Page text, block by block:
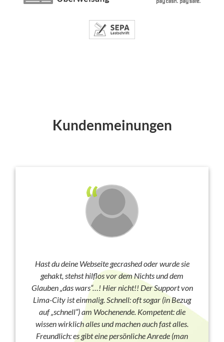
Kundenmeinungen
Hast du deine Webseite gecrashed oder wurde sie
gehakt, stehst hilflos vor dem Nichts und dem
Glauben „das wars“…! Hier nicht!! Der Support von
Lima-City ist einmalig. Schnell: oft sogar (in Bezug
auf „schnell“) am Wochenende. Kompetent: die
wissen wirklich alles und machen auch fast alles.
Freundlich: es gibt eine persönliche Anrede (man